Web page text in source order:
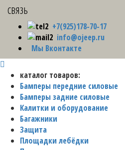
связь
+7(925)178-70-17
info@ojeep.ru
Мы Вконтакте
каталог товаров:
Бамперы передние силовые
Бамперы задние силовые
Калитки и оборудование
Багажники
Защита
Площадки лебёдки